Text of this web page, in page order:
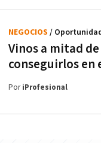
Vinos a mitad
conseguirlos en
NEGOCIOS /
PoriProfesional